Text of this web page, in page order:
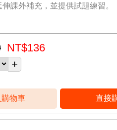
課外補充，並提供試題練習。
NT$136